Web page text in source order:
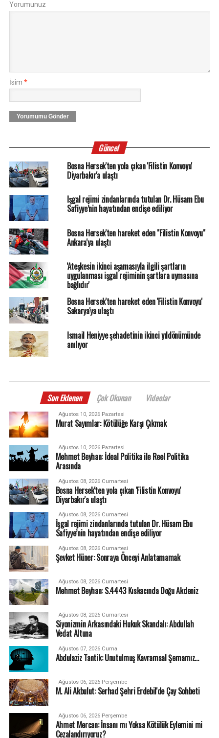
Yorumunuz
İsim *
Yorumumu Gönder
Güncel
Bosna Hersek'ten yola çıkan 'Filistin Konvoyu'
Diyarbakır'a ulaştı
İşgal rejimi zindanlarında tutulan Dr. Hüsam Ebu
Safiyye’nin hayatından endişe ediliyor
Bosna Hersek'ten hareket eden "Filistin Konvoyu"
Ankara'ya ulaştı
'Ateşkesin ikinci aşamasıyla ilgili şartların
uygulanması işgal rejiminin şartlara uymasına
bağlıdır'
Bosna Hersek'ten hareket eden 'Filistin Konvoyu'
Sakarya'ya ulaştı
İsmail Heniyye şehadetinin ikinci yıldönümünde
anılıyor
Son Eklenen Çok Okunan Videolar
Ağustos 10, 2026 Pazartesi
Murat Sayımlar: Kötülüğe Karşı Çıkmak
Ağustos 10, 2026 Pazartesi
Mehmet Beyhan: İdeal Politika ile Reel Politika
Arasında
Ağustos 08, 2026 Cumartesi
Bosna Hersek'ten yola çıkan 'Filistin Konvoyu'
Diyarbakır'a ulaştı
Ağustos 08, 2026 Cumartesi
İşgal rejimi zindanlarında tutulan Dr. Hüsam Ebu
Safiyye’nin hayatından endişe ediliyor
Ağustos 08, 2026 Cumartesi
Şevket Hüner: Sonraya Önceyi Anlatamamak
Ağustos 08, 2026 Cumartesi
Mehmet Beyhan: S.4443 Kıskacında Doğu Akdeniz
Ağustos 08, 2026 Cumartesi
Siyonizmin Arkasındaki Hukuk Skandalı: Abdullah
Vedat Altuna
Ağustos 07, 2026 Cuma
Abdulaziz Tantik: Unutulmuş Kavramsal Şemamız…
Ağustos 06, 2026 Perşembe
M. Ali Akbulut: Serhad Şehri Erdebil'de Çay Sohbeti
Ağustos 06, 2026 Perşembe
Ahmet Mercan: İnsanı mı Yoksa Kötülük Eylemini mi
Cezalandırıyoruz?